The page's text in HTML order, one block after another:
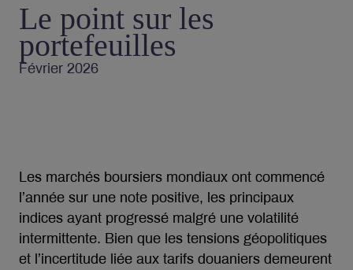
Le point sur les
portefeuilles
Février 2026
Les marchés boursiers mondiaux ont commencé
l’année sur une note positive, les principaux
indices ayant progressé malgré une volatilité
intermittente. Bien que les tensions géopolitiques
et l’incertitude liée aux tarifs douaniers demeurent